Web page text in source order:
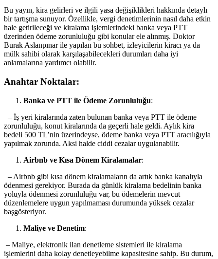
Bu yayın, kira gelirleri ve​ ilgili ​yasa değişiklikleri hakkında detaylı
bir tartışma‍ sunuyor. ‌Özellikle,​ vergi ⁢denetimlerinin nasıl ⁣daha etkin
hale ⁢getirileceği ve kiralama işlemlerindeki banka veya PTT⁣
üzerinden ödeme zorunluluğu gibi‌ konular ele alınmış. Doktor
Burak Aslanpınar⁢ ile yapılan bu sohbet, izleyicilerin kiracı ya da
mülk sahibi olarak karşılaşabilecekleri durumları daha iyi
anlamalarına yardımcı olabilir.
Anahtar Noktalar:
Banka ve PTT ile Ödeme Zorunluluğu:
⁤ ‌ – İş yeri kiralarında zaten⁣ bulunan banka veya PTT ile‌ ödeme
zorunluluğu, konut ⁢kiralarında da geçerli hale ‍geldi. Aylık kira
bedeli​ 500 TL’nin üzerindeyse, ödeme ⁣banka veya⁢ PTT aracılığıyla
yapılmak zorunda. Aksi⁢ halde ciddi cezalar uygulanabilir.
Airbnb ve Kısa ⁢Dönem Kiralamalar:
​ ‍⁤ – Airbnb gibi kısa dönem kiralamaların da ⁢artık banka kanalıyla
ödenmesi gerekiyor. Burada da günlük kiralama bedelinin banka
yoluyla ödenmesi⁣ zorunluluğu var, bu ödemelerin mevcut
düzenlemelere uygun yapılmaması durumunda yüksek cezalar
‍başgösteriyor.
Maliye ve Denetim:
⁣ – ​Maliye, elektronik ilan denetleme sistemleri ile kiralama
işlemlerini daha kolay​ denetleyebilme kapasitesine sahip. Bu durum,